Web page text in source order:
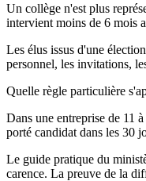
Un collège n'est plus
intervient moins de 6 mois
Les élus issus d'une
personnel, les invitations,
Quelle règle particulière
Dans une entreprise de 11
porté candidat dans les 30
Le guide pratique du
carence. La preuve de la